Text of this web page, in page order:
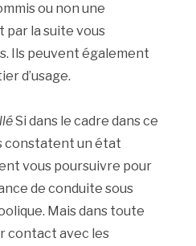
ou non une
par la suite vous
Ils peuvent également
d’usage.
Si dans le cadre dans ce
constatent un état
vous poursuivre pour
de conduite sous
Mais dans toute
contact avec les